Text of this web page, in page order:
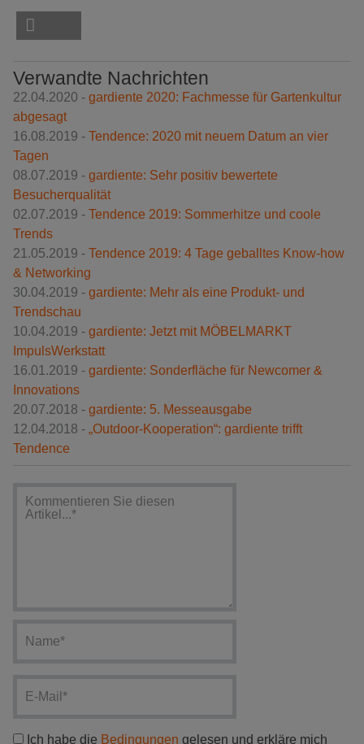
Verwandte Nachrichten
22.04.2020 - gardiente 2020: Fachmesse für Gartenkultur
abgesagt
16.08.2019 - Tendence: 2020 mit neuem Datum an vier
Tagen
08.07.2019 - gardiente: Sehr positiv bewertete
Besucherqualität
02.07.2019 - Tendence 2019: Sommerhitze und coole
Trends
21.05.2019 - Tendence 2019: 4 Tage geballtes Know-how
& Networking
30.04.2019 - gardiente: Mehr als eine Produkt- und
Trendschau
10.04.2019 - gardiente: Jetzt mit MÖBELMARKT
ImpulsWerkstatt
16.01.2019 - gardiente: Sonderfläche für Newcomer &
Innovations
20.07.2018 - gardiente: 5. Messeausgabe
12.04.2018 - „Outdoor-Kooperation“: gardiente trifft
Tendence
Ich habe die Bedingungen gelesen und erkläre mich